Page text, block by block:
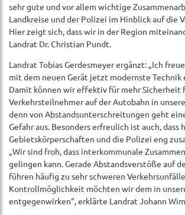
sehr gute und vor allem wichtige
Landkreise und der Polizei im Hinblick auf die
Hier zeigt sich, dass wir in der Region
Landrat Dr. Christian Pundt.
Landrat Tobias Gerdesmeyer ergänzt: „Ich
mit dem neuen Gerät jetzt modernste Technik
Damit können wir effektiv für mehr Sicherheit
Verkehrsteilnehmer auf der Autobahn in
denn von Abstandsunterschreitungen geht
Gefahr aus. Besonders erfreulich ist auch, dass
Gebietskörperschaften und die Polizei eng
„Wir sind froh, dass interkommunale
gelingen kann. Gerade Abstandsverstöße auf
führen häufig zu sehr schweren
Kontrollmöglichkeit möchten wir dem in
entgegenwirken“, erklärte Landrat Johann